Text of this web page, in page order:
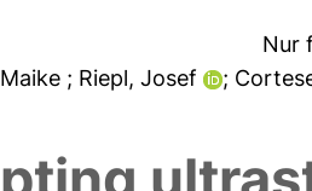
Nur
; Riepl, Josef ;